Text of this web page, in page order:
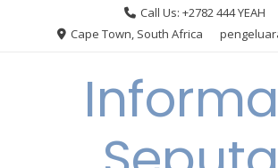
Call Us: +2782 444 YEAH
Cape Town, South Africa